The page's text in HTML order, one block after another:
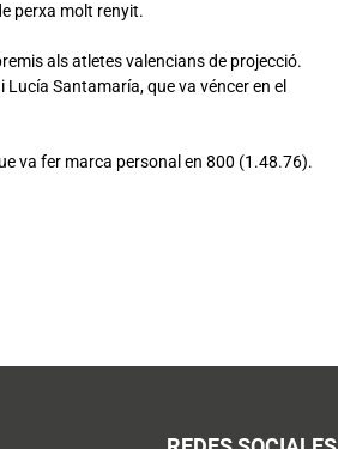
perxa molt renyit.
als atletes valencians de projecció.
Santamaría, que va véncer en el
va fer marca personal en 800 (1.48.76).